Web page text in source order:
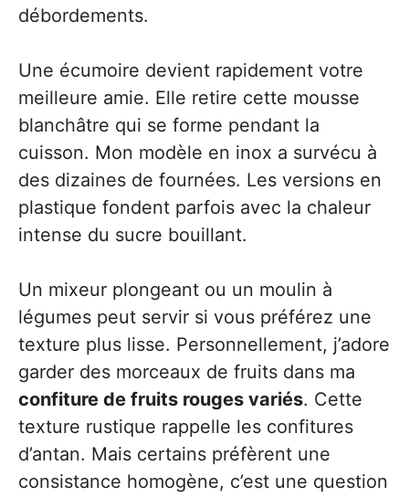
débordements.
Une écumoire devient rapidement votre
meilleure amie. Elle retire cette mousse
blanchâtre qui se forme pendant la
cuisson. Mon modèle en inox a survécu à
des dizaines de fournées. Les versions en
plastique fondent parfois avec la chaleur
intense du sucre bouillant.
Un mixeur plongeant ou un moulin à
légumes peut servir si vous préférez une
texture plus lisse. Personnellement, j’adore
garder des morceaux de fruits dans ma
confiture de fruits rouges variés. Cette
texture rustique rappelle les confitures
d’antan. Mais certains préfèrent une
consistance homogène, c’est une question